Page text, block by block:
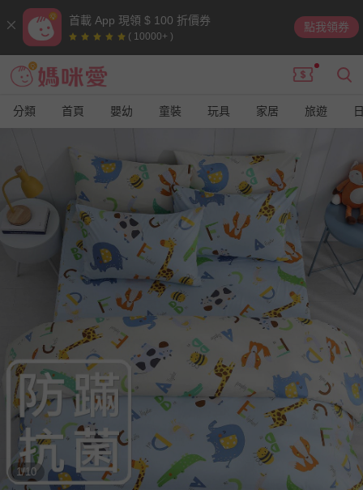
首載 App 現領 $ 100 折價券
( 10000+ )
點我領券
分類 首頁 嬰幼 童裝 玩具 家居 旅遊
1/10